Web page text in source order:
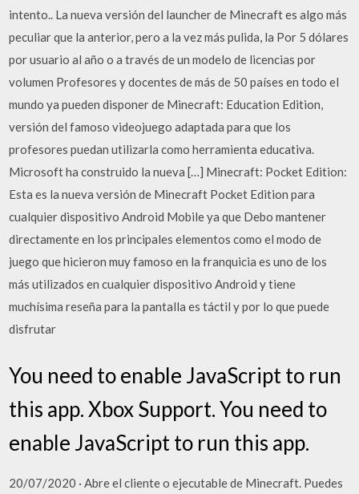
intento.. La nueva versión del launcher de Minecraft es algo más
peculiar que la anterior, pero a la vez más pulida, la Por 5 dólares
por usuario al año o a través de un modelo de licencias por
volumen Profesores y docentes de más de 50 países en todo el
mundo ya pueden disponer de Minecraft: Education Edition,
versión del famoso videojuego adaptada para que los
profesores puedan utilizarla como herramienta educativa.
Microsoft ha construido la nueva […] Minecraft: Pocket Edition:
Esta es la nueva versión de Minecraft Pocket Edition para
cualquier dispositivo Android Mobile ya que Debo mantener
directamente en los principales elementos como el modo de
juego que hicieron muy famoso en la franquicia es uno de los
más utilizados en cualquier dispositivo Android y tiene
muchísima reseña para la pantalla es táctil y por lo que puede
disfrutar
You need to enable JavaScript to run
this app. Xbox Support. You need to
enable JavaScript to run this app.
20/07/2020 · Abre el cliente o ejecutable de Minecraft. Puedes